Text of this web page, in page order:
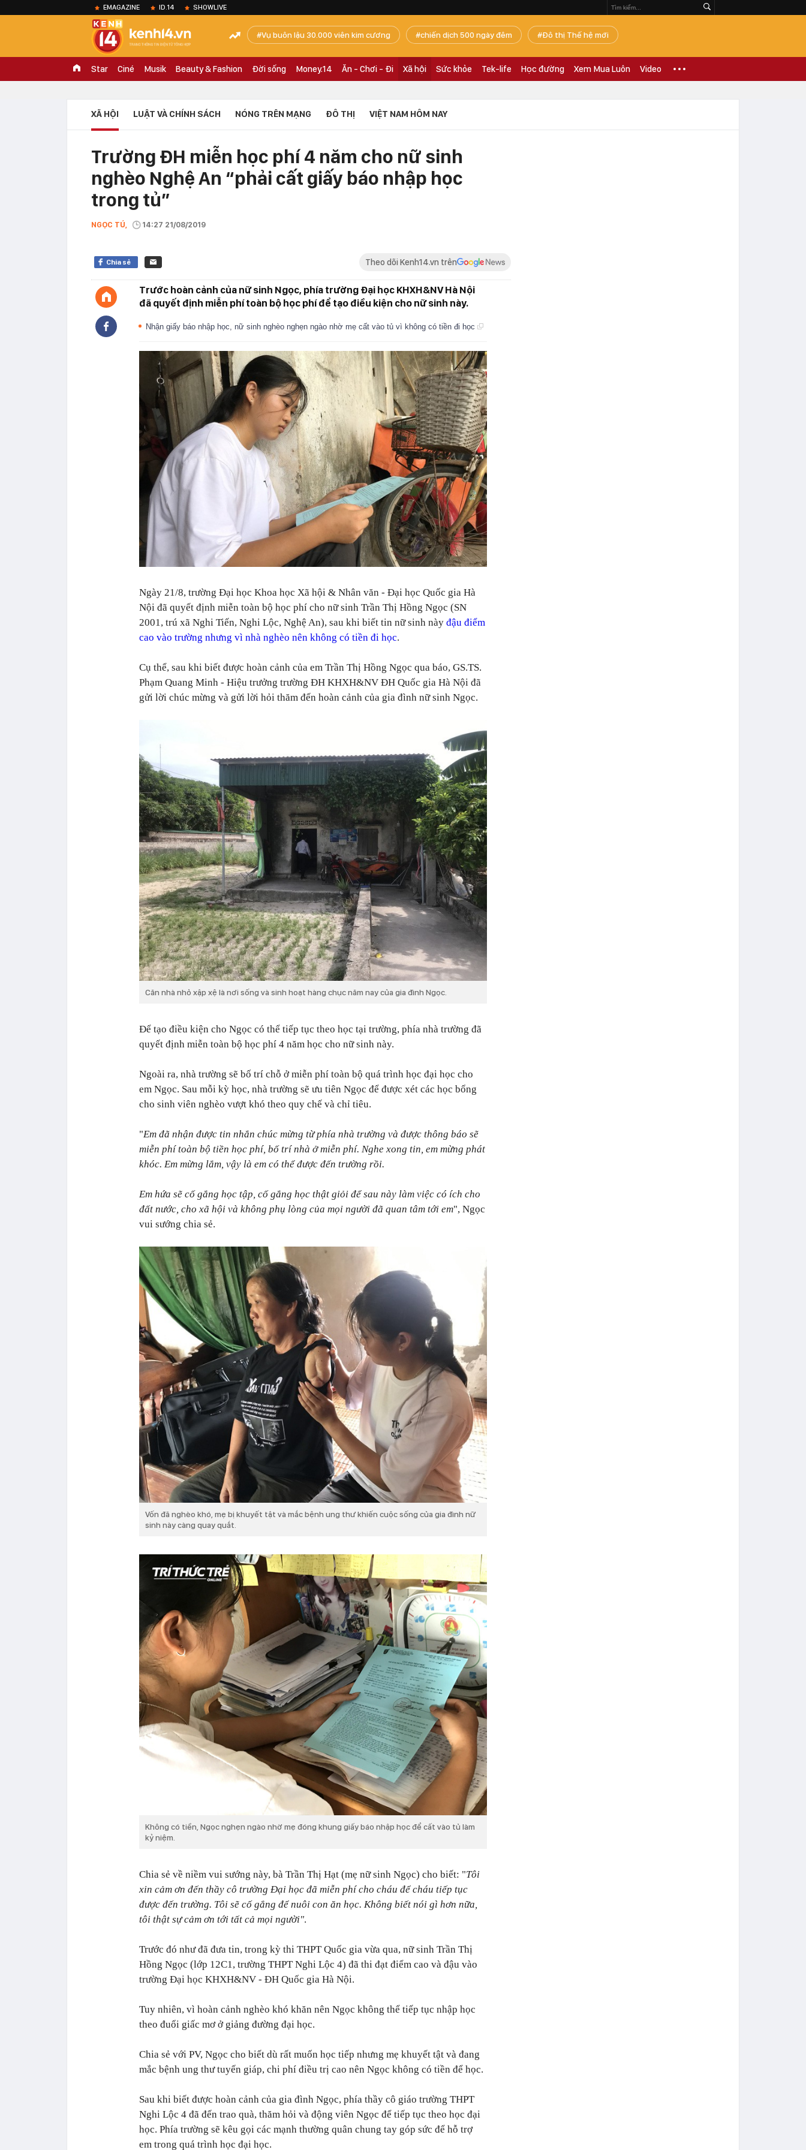
EMAGAZINE ID.14 SHOWLIVE
Vụ buôn lậu 30.000 viên kim cương chiến dịch 500 ngày đêm Đô thị Thế hệ mới
Star Ciné Musik Beauty & Fashion Đời sống Money.14 Ăn - Chơi - Đi Xã hội Sức khỏe Tek-life Học đường Xem Mua Luôn Video
XÃ HỘI LUẬT VÀ CHÍNH SÁCH NÓNG TRÊN MẠNG ĐÔ THỊ VIỆT NAM HÔM NAY
Trường ĐH miễn học phí 4 năm cho nữ sinh
nghèo Nghệ An “phải cất giấy báo nhập học
trong tủ”
NGỌC TÚ, 14:27 21/08/2019
Chia sẻ Theo dõi Kenh14.vn trên
Trước hoàn cảnh của nữ sinh Ngọc, phía trường Đại học KHXH&NV Hà Nội
đã quyết định miễn phí toàn bộ học phí để tạo điều kiện cho nữ sinh này.
Nhận giấy báo nhập học, nữ sinh nghèo nghẹn ngào nhờ mẹ cất vào tủ vì không có tiền đi học
Ngày 21/8, trường Đại học Khoa học Xã hội & Nhân văn - Đại học Quốc gia Hà
Nội đã quyết định miễn toàn bộ học phí cho nữ sinh Trần Thị Hồng Ngọc (SN
2001, trú xã Nghi Tiến, Nghi Lộc, Nghệ An), sau khi biết tin nữ sinh này đậu điểm
cao vào trường nhưng vì nhà nghèo nên không có tiền đi học.
Cụ thể, sau khi biết được hoàn cảnh của em Trần Thị Hồng Ngọc qua báo, GS.TS.
Phạm Quang Minh - Hiệu trưởng trường ĐH KHXH&NV ĐH Quốc gia Hà Nội đã
gửi lời chúc mừng và gửi lời hỏi thăm đến hoàn cảnh của gia đình nữ sinh Ngọc.
Căn nhà nhỏ xập xệ là nơi sống và sinh hoạt hàng chục năm nay của gia đình Ngọc.
Để tạo điều kiện cho Ngọc có thể tiếp tục theo học tại trường, phía nhà trường đã
quyết định miễn toàn bộ học phí 4 năm học cho nữ sinh này.
Ngoài ra, nhà trường sẽ bố trí chỗ ở miễn phí toàn bộ quá trình học đại học cho
em Ngọc. Sau mỗi kỳ học, nhà trường sẽ ưu tiên Ngọc để được xét các học bổng
cho sinh viên nghèo vượt khó theo quy chế và chỉ tiêu.
"Em đã nhận được tin nhắn chúc mừng từ phía nhà trường và được thông báo sẽ
miễn phí toàn bộ tiền học phí, bố trí nhà ở miễn phí. Nghe xong tin, em mừng phát
khóc. Em mừng lắm, vậy là em có thể được đến trường rồi.
Em hứa sẽ cố gắng học tập, cố gắng học thật giỏi để sau này làm việc có ích cho
đất nước, cho xã hội và không phụ lòng của mọi người đã quan tâm tới em", Ngọc
vui sướng chia sẻ.
Vốn đã nghèo khó, mẹ bị khuyết tật và mắc bệnh ung thư khiến cuộc sống của gia đình nữ
sinh này càng quay quắt.
Không có tiền, Ngọc nghẹn ngào nhờ mẹ đóng khung giấy báo nhập học để cất vào tủ làm
kỷ niệm.
Chia sẻ về niềm vui sướng này, bà Trần Thị Hạt (mẹ nữ sinh Ngọc) cho biết: "Tôi
xin cảm ơn đến thầy cô trường Đại học đã miễn phí cho cháu để cháu tiếp tục
được đến trường. Tôi sẽ cố gắng để nuôi con ăn học. Không biết nói gì hơn nữa,
tôi thật sự cảm ơn tới tất cả mọi người".
Trước đó như đã đưa tin, trong kỳ thi THPT Quốc gia vừa qua, nữ sinh Trần Thị
Hồng Ngọc (lớp 12C1, trường THPT Nghi Lộc 4) đã thi đạt điểm cao và đậu vào
trường Đại học KHXH&NV - ĐH Quốc gia Hà Nội.
Tuy nhiên, vì hoàn cảnh nghèo khó khăn nên Ngọc không thể tiếp tục nhập học
theo đuổi giấc mơ ở giảng đường đại học.
Chia sẻ với PV, Ngọc cho biết dù rất muốn học tiếp nhưng mẹ khuyết tật và đang
mắc bệnh ung thư tuyến giáp, chi phí điều trị cao nên Ngọc không có tiền để học.
Sau khi biết được hoàn cảnh của gia đình Ngọc, phía thầy cô giáo trường THPT
Nghi Lộc 4 đã đến trao quà, thăm hỏi và động viên Ngọc để tiếp tục theo học đại
học. Phía trường sẽ kêu gọi các mạnh thường quân chung tay góp sức để hỗ trợ
em trong quá trình học đại học.